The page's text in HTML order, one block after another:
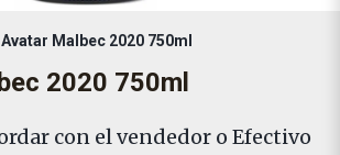
Avatar Malbec 2020 750ml
2020 750ml
con el vendedor o Efectivo